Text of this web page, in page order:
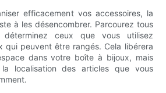
efficacement vos accessoires, la
à les désencombrer. Parcourez tous
ceux que vous utilisez
qui peuvent être rangés. Cela libérera
dans votre boîte à bijoux, mais
localisation des articles que vous